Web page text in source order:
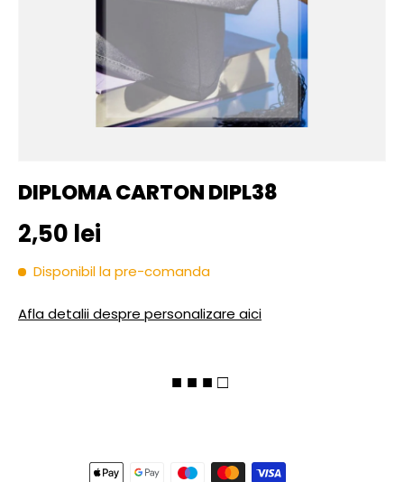
DIPLOMA CARTON DIPL38
Pret initial
2,50 lei
Disponibil la pre-comanda
Afla detalii despre personalizare aici
■ ■ ■ □